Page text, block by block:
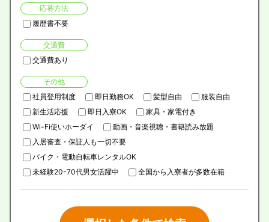
応募方法
履歴書不要
交通費
交通費あり
その他
社員登用制度
即日勤務OK 髪型自由
服装自由
新生活応援
即日入寮OK
家具・家電付き
Wi-Fi使いホーダイ
動画・音楽視聴・書籍読み放題
入居審査・保証人も一切不要
バイク・電動自転車レンタルOK
未経験20-70代男女活躍中
全国から入寮者が多数在籍